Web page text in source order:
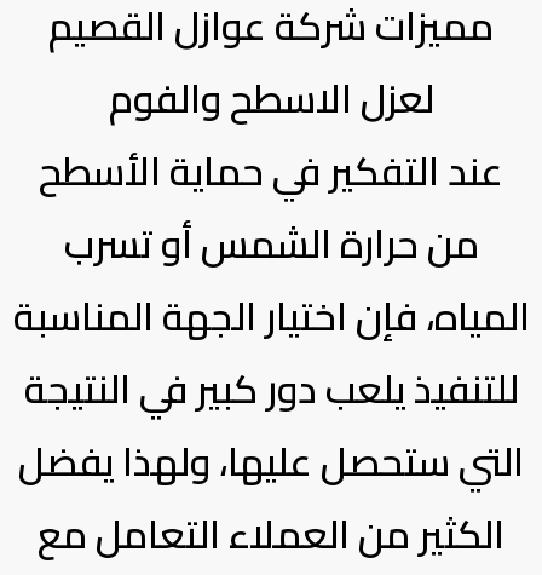
مميزات شركة عوازل القصيم
لعزل الاسطح والفوم
عند التفكير في حماية الأسطح
من حرارة الشمس أو تسرب
المياه، فإن اختيار الجهة المناسبة
للتنفيذ يلعب دور كبير في النتيجة
التي ستحصل عليها، ولهذا يفضل
الكثير من العملاء التعامل مع